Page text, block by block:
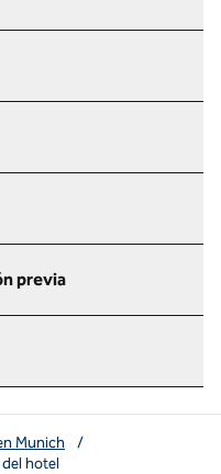
previa
Munich
/
hotel